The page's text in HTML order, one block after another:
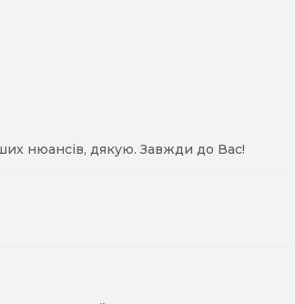
нюансів, дякую. Завжди до Вас!